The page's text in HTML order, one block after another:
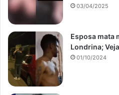
03/04/2025
Esposa mata
Londrina;
01/10/2024